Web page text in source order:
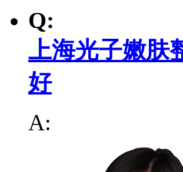
Q:
上海光子嫩肤
好
A: